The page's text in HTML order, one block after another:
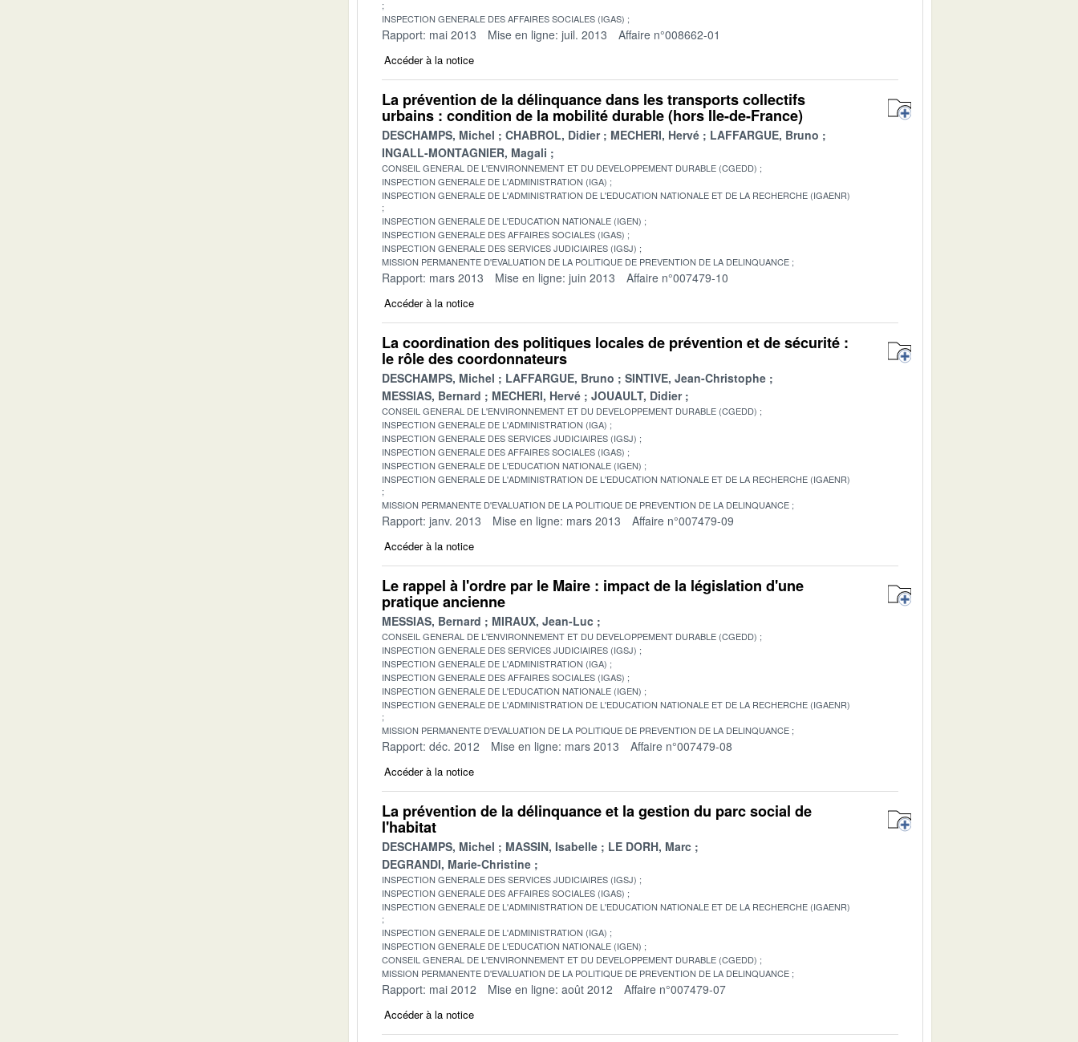
INSPECTION GENERALE DES AFFAIRES SOCIALES (IGAS)
Rapport: mai 2013 Mise en ligne: juil. 2013 Affaire n°008662-01
Accéder à la notice
La prévention de la délinquance dans les transports collectifs
urbains : condition de la mobilité durable (hors Ile-de-France)
DESCHAMPS, Michel CHABROL, Didier MECHERI, Hervé
LAFFARGUE, Bruno
INGALL-MONTAGNIER, Magali
CONSEIL GENERAL DE L'ENVIRONNEMENT ET DU DEVELOPPEMENT DURABLE (CGEDD)
INSPECTION GENERALE DE L'ADMINISTRATION (IGA)
INSPECTION GENERALE DE L'ADMINISTRATION DE L'EDUCATION NATIONALE ET DE LA RECHERCHE (IGAENR)
INSPECTION GENERALE DE L'EDUCATION NATIONALE (IGEN)
INSPECTION GENERALE DES AFFAIRES SOCIALES (IGAS)
INSPECTION GENERALE DES SERVICES JUDICIAIRES (IGSJ)
MISSION PERMANENTE D'EVALUATION DE LA POLITIQUE DE PREVENTION DE LA DELINQUANCE
Rapport: mars 2013 Mise en ligne: juin 2013 Affaire n°007479-10
Accéder à la notice
La coordination des politiques locales de prévention et de sécurité :
le rôle des coordonnateurs
DESCHAMPS, Michel LAFFARGUE, Bruno
SINTIVE, Jean-Christophe
MESSIAS, Bernard
MECHERI, Hervé JOUAULT, Didier
CONSEIL GENERAL DE L'ENVIRONNEMENT ET DU DEVELOPPEMENT DURABLE (CGEDD)
INSPECTION GENERALE DE L'ADMINISTRATION (IGA)
INSPECTION GENERALE DES SERVICES JUDICIAIRES (IGSJ)
INSPECTION GENERALE DES AFFAIRES SOCIALES (IGAS)
INSPECTION GENERALE DE L'EDUCATION NATIONALE (IGEN)
INSPECTION GENERALE DE L'ADMINISTRATION DE L'EDUCATION NATIONALE ET DE LA RECHERCHE (IGAENR)
MISSION PERMANENTE D'EVALUATION DE LA POLITIQUE DE PREVENTION DE LA DELINQUANCE
Rapport: janv. 2013 Mise en ligne: mars 2013 Affaire n°007479-09
Accéder à la notice
Le rappel à l'ordre par le Maire : impact de la législation d'une
pratique ancienne
MESSIAS, Bernard MIRAUX, Jean-Luc
CONSEIL GENERAL DE L'ENVIRONNEMENT ET DU DEVELOPPEMENT DURABLE (CGEDD)
INSPECTION GENERALE DES SERVICES JUDICIAIRES (IGSJ)
INSPECTION GENERALE DE L'ADMINISTRATION (IGA)
INSPECTION GENERALE DES AFFAIRES SOCIALES (IGAS)
INSPECTION GENERALE DE L'EDUCATION NATIONALE (IGEN)
INSPECTION GENERALE DE L'ADMINISTRATION DE L'EDUCATION NATIONALE ET DE LA RECHERCHE (IGAENR)
MISSION PERMANENTE D'EVALUATION DE LA POLITIQUE DE PREVENTION DE LA DELINQUANCE
Rapport: déc. 2012 Mise en ligne: mars 2013 Affaire n°007479-08
Accéder à la notice
La prévention de la délinquance et la gestion du parc social de
l'habitat
DESCHAMPS, Michel MASSIN, Isabelle
LE DORH, Marc
DEGRANDI, Marie-Christine
INSPECTION GENERALE DES SERVICES JUDICIAIRES (IGSJ)
INSPECTION GENERALE DES AFFAIRES SOCIALES (IGAS)
INSPECTION GENERALE DE L'ADMINISTRATION DE L'EDUCATION NATIONALE ET DE LA RECHERCHE (IGAENR)
INSPECTION GENERALE DE L'ADMINISTRATION (IGA)
INSPECTION GENERALE DE L'EDUCATION NATIONALE (IGEN)
CONSEIL GENERAL DE L'ENVIRONNEMENT ET DU DEVELOPPEMENT DURABLE (CGEDD)
MISSION PERMANENTE D'EVALUATION DE LA POLITIQUE DE PREVENTION DE LA DELINQUANCE
Rapport: mai 2012 Mise en ligne: août 2012 Affaire n°007479-07
Accéder à la notice